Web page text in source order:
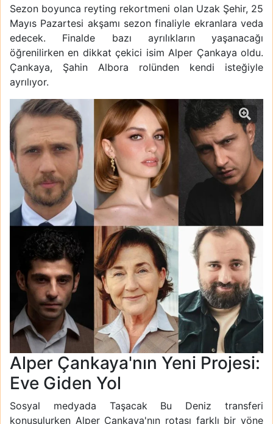
Sezon boyunca reyting rekortmeni olan Uzak Şehir, 25
Mayıs Pazartesi akşamı sezon finaliyle ekranlara veda
edecek. Finalde bazı ayrılıkların yaşanacağı
öğrenilirken en dikkat çekici isim Alper Çankaya oldu.
Çankaya, Şahin Albora rolünden kendi isteğiyle
ayrılıyor.
Alper Çankaya'nın Yeni Projesi:
Eve Giden Yol
Sosyal medyada Taşacak Bu Deniz transferi
konuşulurken Alper Çankaya'nın rotası farklı bir yöne